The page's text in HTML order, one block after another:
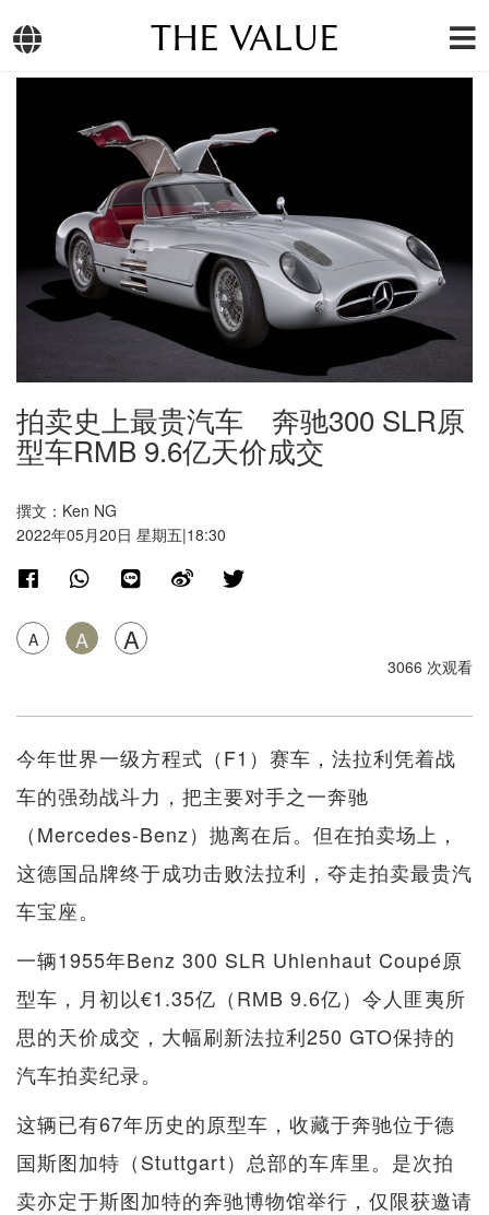
THE VALUE
拍卖史上最贵汽车 奔驰300 SLR原
型车RMB 9.6亿天价成交
撰文：Ken NG
2022年05月20日 星期五|18:30
A A A
3066 次观看
今年世界一级方程式（F1）赛车，法拉利凭着战
车的强劲战斗力，把主要对手之一奔驰
（Mercedes-Benz）抛离在后。但在拍卖场上，
这德国品牌终于成功击败法拉利，夺走拍卖最贵汽
车宝座。
一辆1955年Benz 300 SLR Uhlenhaut Coupé原
型车，月初以€1.35亿（RMB 9.6亿）令人匪夷所
思的天价成交，大幅刷新法拉利250 GTO保持的
汽车拍卖纪录。
这辆已有67年历史的原型车，收藏于奔驰位于德
国斯图加特（Stuttgart）总部的车库里。是次拍
卖亦定于斯图加特的奔驰博物馆举行，仅限获邀请